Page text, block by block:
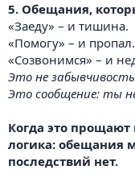
5. Обещания,
«Заеду» – и тишина.
«Помогу» – и пропал.
«Созвонимся» – и
Это не
Это сообщение: ты
Когда это прощают
логика: обещания
последствий нет.